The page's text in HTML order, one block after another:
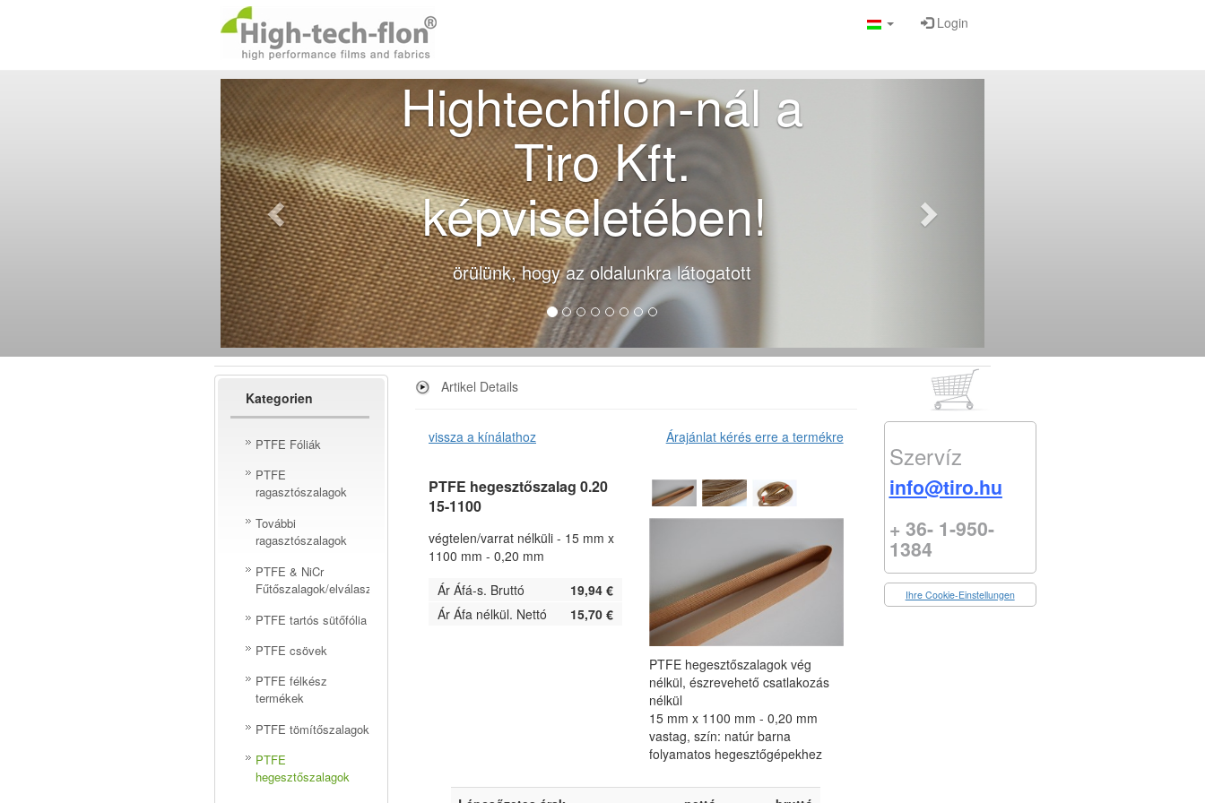
Login
Hightechflon-nál a
Tiro Kft.
képviseletében!
örülünk, hogy az oldalunkra látogatott
Kategorien
PTFE Fóliák
PTFE
ragasztószalagok
További
ragasztószalagok
PTFE & NiCr
Fűtőszalagok/elválasztóhuzalok
PTFE tartós sütőfólia
PTFE csövek
PTFE félkész
termékek
PTFE tömítőszalagok
PTFE
hegesztőszalagok
Artikel Details
vissza a kínálathoz Árajánlat kérés erre a termékre
PTFE hegesztőszalag 0.20
15-1100
végtelen/varrat nélküli - 15 mm x
1100 mm - 0,20 mm
Ár Áfá-s. Bruttó
19,94 €
Ár Áfa nélkül. Nettó
15,70 €
PTFE hegesztőszalagok vég
nélkül, észrevehető csatlakozás
nélkül
15 mm x 1100 mm - 0,20 mm
vastag, szín: natúr barna
folyamatos hegesztőgépekhez
Szervíz
info@tiro.hu
+ 36- 1-950-
1384
Ihre Cookie-Einstellungen